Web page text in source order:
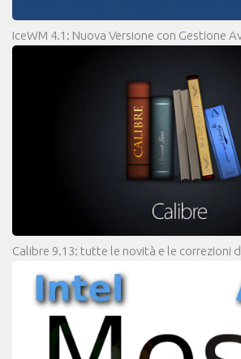
IceWM 4.1: Nuova Versione con Gestione
Calibre 9.13: tutte le novità e le correzioni